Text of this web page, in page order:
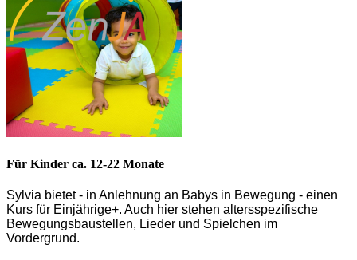
Für Kinder ca. 12-22 Monate
Sylvia bietet - in Anlehnung an Babys in Bewegung - einen
Kurs für Einjährige+. Auch hier stehen altersspezifische
Bewegungsbaustellen, Lieder und Spielchen im
Vordergrund.